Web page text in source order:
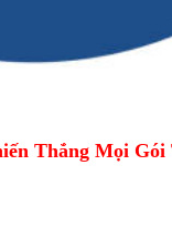
Thắng Mọi Gói